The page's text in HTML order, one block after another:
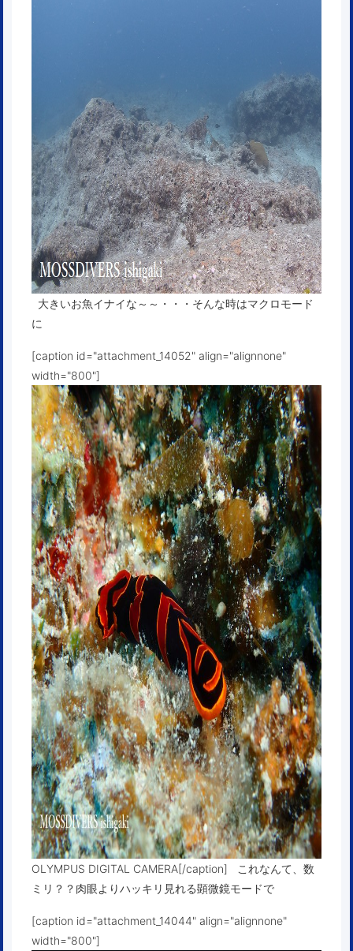
大きいお魚イナイな～～・・・そんな時はマクロモード
に
[caption id="attachment_14052" align="alignnone"
width="800"]
OLYMPUS DIGITAL CAMERA[/caption] これなんて、数
ミリ？？肉眼よりハッキリ見れる顕微鏡モードで
[caption id="attachment_14044" align="alignnone"
width="800"]